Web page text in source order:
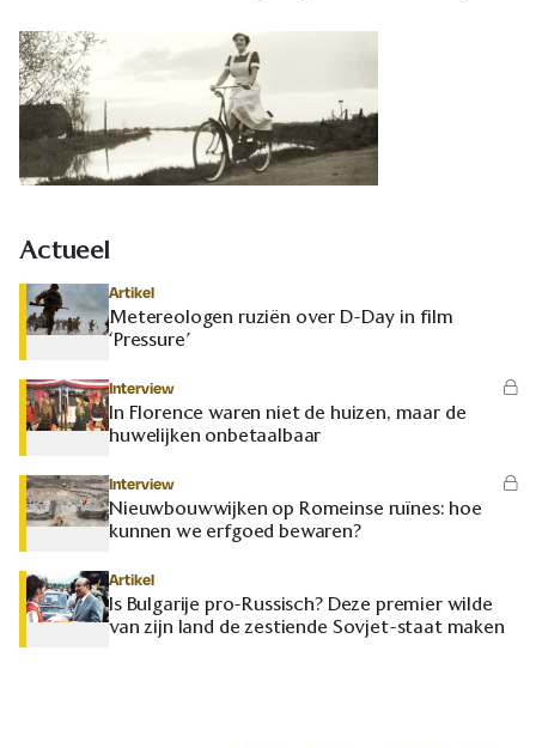
Actueel
Artikel
Metereologen ruziën over D-Day in film
‘Pressure’
Interview
In Florence waren niet de huizen, maar de
huwelijken onbetaalbaar
Interview
Nieuwbouwwijken op Romeinse ruïnes: hoe
kunnen we erfgoed bewaren?
Artikel
Is Bulgarije pro-Russisch? Deze premier wilde
van zijn land de zestiende Sovjet-staat maken